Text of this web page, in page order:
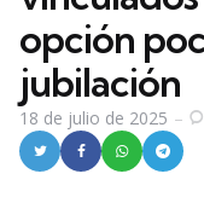
opción
jubilación
18 de julio de 2025